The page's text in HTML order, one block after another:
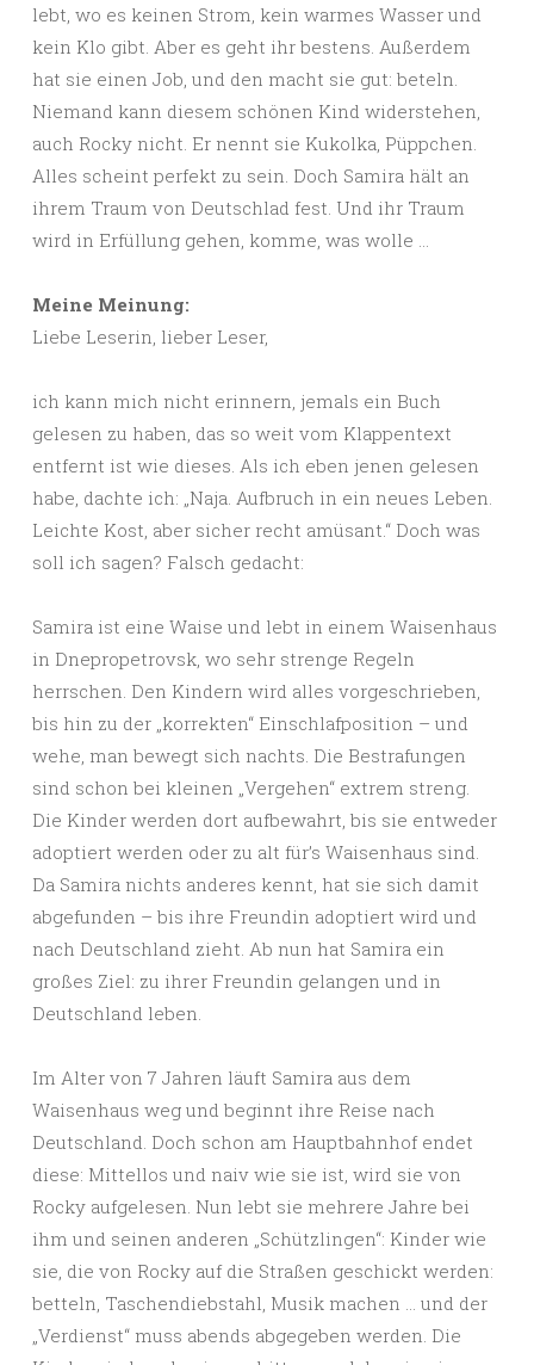
lebt, wo es keinen Strom, kein warmes Wasser und
kein Klo gibt. Aber es geht ihr bestens. Außerdem
hat sie einen Job, und den macht sie gut: beteln.
Niemand kann diesem schönen Kind widerstehen,
auch Rocky nicht. Er nennt sie Kukolka, Püppchen.
Alles scheint perfekt zu sein. Doch Samira hält an
ihrem Traum von Deutschlad fest. Und ihr Traum
wird in Erfüllung gehen, komme, was wolle …
Meine Meinung:
Liebe Leserin, lieber Leser,
ich kann mich nicht erinnern, jemals ein Buch
gelesen zu haben, das so weit vom Klappentext
entfernt ist wie dieses. Als ich eben jenen gelesen
habe, dachte ich: „Naja. Aufbruch in ein neues Leben.
Leichte Kost, aber sicher recht amüsant.“ Doch was
soll ich sagen? Falsch gedacht:
Samira ist eine Waise und lebt in einem Waisenhaus
in Dnepropetrovsk, wo sehr strenge Regeln
herrschen. Den Kindern wird alles vorgeschrieben,
bis hin zu der „korrekten“ Einschlafposition – und
wehe, man bewegt sich nachts. Die Bestrafungen
sind schon bei kleinen „Vergehen“ extrem streng.
Die Kinder werden dort aufbewahrt, bis sie entweder
adoptiert werden oder zu alt für’s Waisenhaus sind.
Da Samira nichts anderes kennt, hat sie sich damit
abgefunden – bis ihre Freundin adoptiert wird und
nach Deutschland zieht. Ab nun hat Samira ein
großes Ziel: zu ihrer Freundin gelangen und in
Deutschland leben.
Im Alter von 7 Jahren läuft Samira aus dem
Waisenhaus weg und beginnt ihre Reise nach
Deutschland. Doch schon am Hauptbahnhof endet
diese: Mittellos und naiv wie sie ist, wird sie von
Rocky aufgelesen. Nun lebt sie mehrere Jahre bei
ihm und seinen anderen „Schützlingen“: Kinder wie
sie, die von Rocky auf die Straßen geschickt werden:
betteln, Taschendiebstahl, Musik machen … und der
„Verdienst“ muss abends abgegeben werden. Die